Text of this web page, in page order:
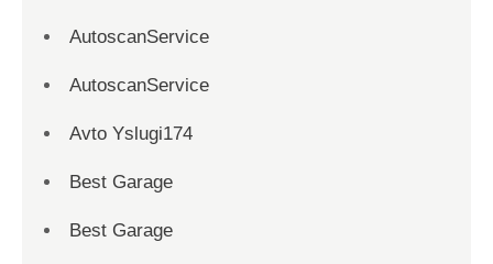
AutoscanService
AutoscanService
Avto Yslugi174
Best Garage
Best Garage